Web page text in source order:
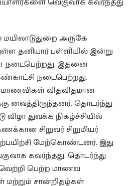
அருகே
தனியார் பள்ளியில் இன்று
நடைபெற்றது. இதனை
நடைபெற்றது.
விதவிதமான
வைத்திருந்தனர். தொடர்ந்து
துவக்க நிகழ்ச்சியில்
சிறுவர் சிறுமியர்
மேற்கொண்டனர். இது
கவர்ந்தது. தொடர்ந்து
பெற்ற மாணவ
மற்றும் சான்றிதழ்கள்